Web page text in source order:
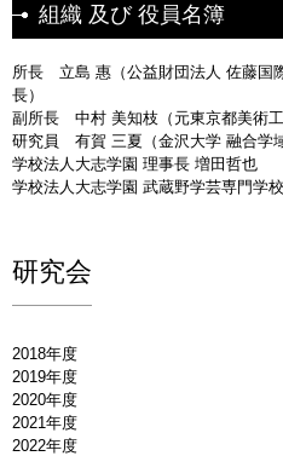
組織 及び 役員名簿
所長 立島 惠（公益財団法人 佐藤国
長）
副所長 中村 美知枝（元東京都美術工
研究員 有賀 三夏（金沢大学 融合学
学校法人大志学園 理事長 増田哲也
学校法人大志学園 武蔵野学芸専門学
研究会
2018年度
2019年度
2020年度
2021年度
2022年度